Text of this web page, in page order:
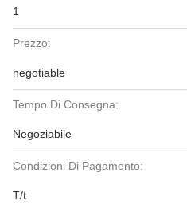
1
Prezzo:
negotiable
Tempo Di Consegna:
Negoziabile
Condizioni Di Pagamento:
T/t